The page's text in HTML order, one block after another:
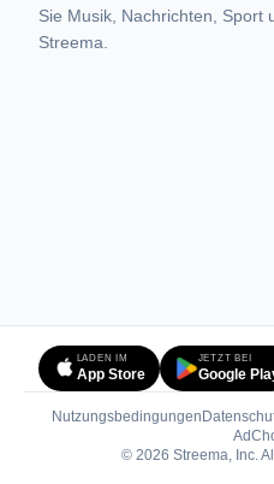
Sie Musik, Nachrichten, Sport
Streema.
LADEN IM
App Store
JETZT BEI
Google
Nutzungsbedingungen
© 2026 Streema, Inc.